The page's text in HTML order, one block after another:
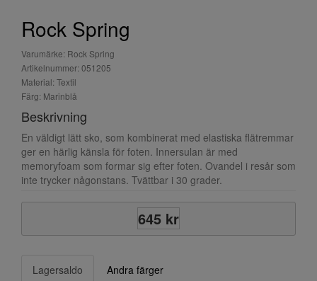
Rock Spring
Varumärke: Rock Spring
Artikelnummer: 051205
Material: Textil
Färg: Marinblå
Beskrivning
En väldigt lätt sko, som kombinerat med elastiska flätremmar
ger en härlig känsla för foten. Innersulan är med
memoryfoam som formar sig efter foten. Ovandel i resår som
inte trycker någonstans. Tvättbar i 30 grader.
645 kr
Lagersaldo Andra färger